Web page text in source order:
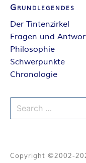
A
S
Y
A
U
Grundlegendes
Der Tintenzirkel
Fragen und
Philosophie
Schwerpunkte
Chronologie
Search
for:
Copyright ©2002-